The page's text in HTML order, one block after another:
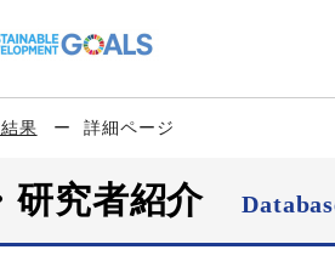
果 詳細ページ
研究者紹介